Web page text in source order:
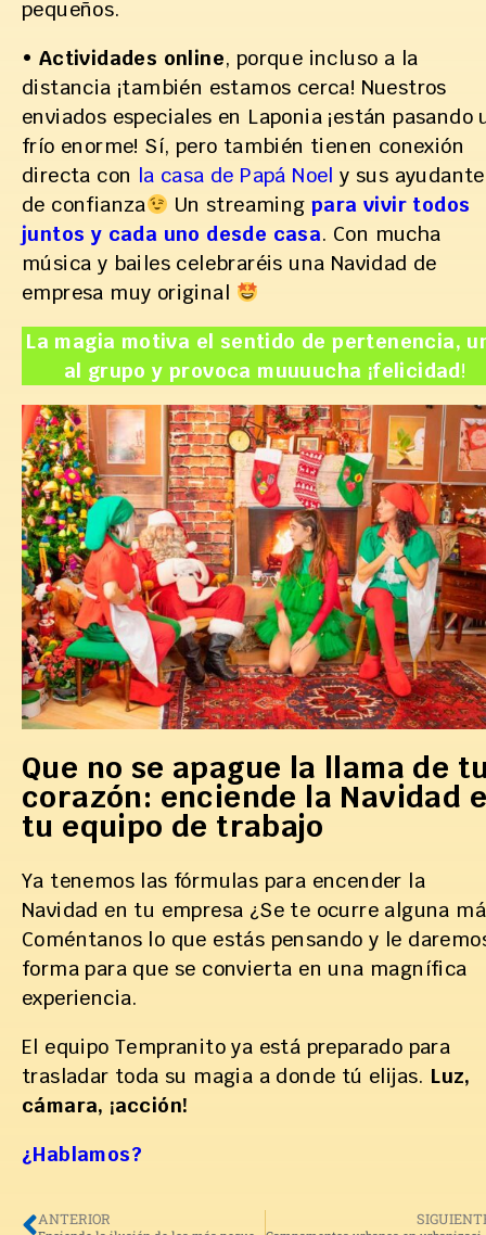
pequeños.
• Actividades online, porque incluso a la
distancia ¡también estamos cerca! Nuestros
enviados especiales en Laponia ¡están pasando
frío enorme! Sí, pero también tienen conexión
directa con la casa de Papá Noely sus
de confianza
Un streaming para vivir todos
juntos y cada uno desde casa. Con mucha
música y bailes celebraréis una Navidad de
empresa muy original
La magia motiva el sentido de pertenencia,
al grupo y provoca muuuucha ¡felicidad!
Que no se apague la llama de
corazón: enciende la Navidad
tu equipo de trabajo
Ya tenemos las fórmulas para encender la
Navidad en tu empresa ¿Se te ocurre alguna
Coméntanos lo que estás pensando y le
forma para que se convierta en una magnífica
experiencia.
El equipo Tempranito ya está preparado para
trasladar toda su magia a donde tú elijas. Luz,
cámara, ¡acción!
¿Hablamos?
ANTERIOR